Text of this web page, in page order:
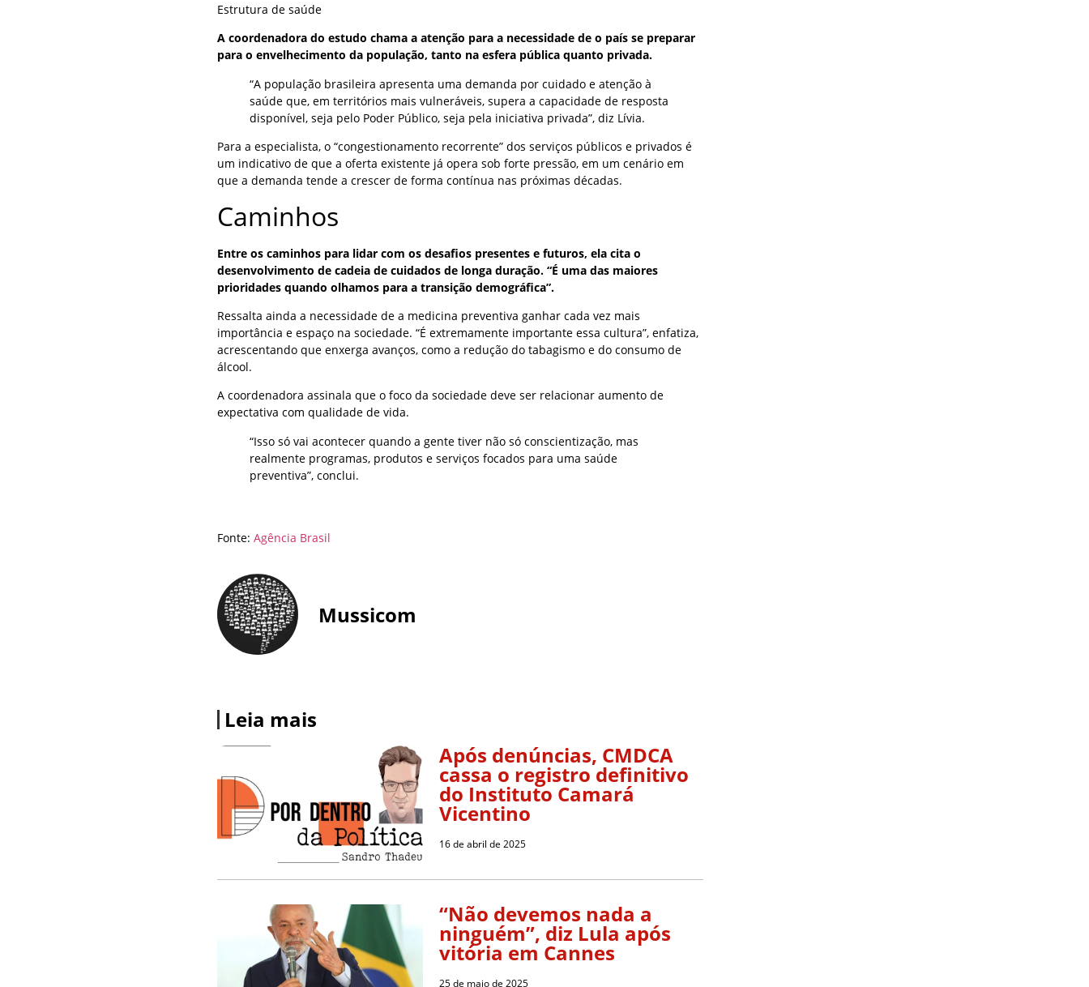
Estrutura de saúde
A coordenadora do estudo chama a atenção para a necessidade de o país se preparar
para o envelhecimento da população, tanto na esfera pública quanto privada.
“A população brasileira apresenta uma demanda por cuidado e atenção à
saúde que, em territórios mais vulneráveis, supera a capacidade de resposta
disponível, seja pelo Poder Público, seja pela iniciativa privada”, diz Lívia.
Para a especialista, o “congestionamento recorrente” dos serviços públicos e privados é
um indicativo de que a oferta existente já opera sob forte pressão, em um cenário em
que a demanda tende a crescer de forma contínua nas próximas décadas.
Caminhos
Entre os caminhos para lidar com os desafios presentes e futuros, ela cita o
desenvolvimento de cadeia de cuidados de longa duração. “É uma das maiores
prioridades quando olhamos para a transição demográfica”.
Ressalta ainda a necessidade de a medicina preventiva ganhar cada vez mais
importância e espaço na sociedade. “É extremamente importante essa cultura”, enfatiza,
acrescentando que enxerga avanços, como a redução do tabagismo e do consumo de
álcool.
A coordenadora assinala que o foco da sociedade deve ser relacionar aumento de
expectativa com qualidade de vida.
“Isso só vai acontecer quando a gente tiver não só conscientização, mas
realmente programas, produtos e serviços focados para uma saúde
preventiva”, conclui.
Fonte: Agência Brasil
Mussicom
Leia mais
Após denúncias, CMDCA
cassa o registro definitivo
do Instituto Camará
Vicentino
16 de abril de 2025
“Não devemos nada a
ninguém”, diz Lula após
vitória em Cannes
25 de maio de 2025